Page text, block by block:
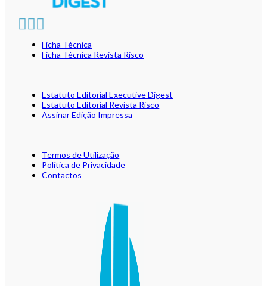
Ficha Técnica
Ficha Técnica Revista Risco
Estatuto Editorial Executive Digest
Estatuto Editorial Revista Risco
Assinar Edição Impressa
Termos de Utilização
Política de Privacidade
Contactos